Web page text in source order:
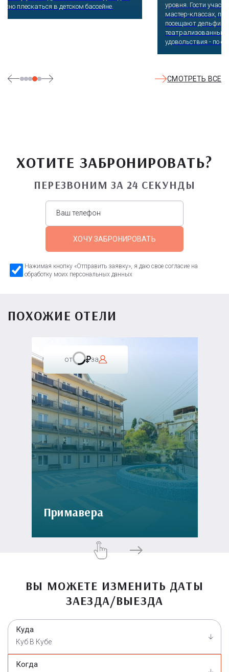
уровня. Гости участвуют в увлекательных квестах и творческих
мастер-классах, прогуливаются по тематическим землям,
театрализованные и музыкальные постановки. И все эти
СМОТРЕТЬ ВСЕ
ХОТИТЕ ЗАБРОНИРОВАТЬ?
ПЕРЕЗВОНИМ ЗА 24 СЕКУНДЫ
ХОЧУ ЗАБРОНИРОВАТЬ
Нажимая кнопку «Отправить заявку», я даю свое согласие на
обработку моих персональных данных
ПОХОЖИЕ ОТЕЛИ
от за
Примавера
ВЫ МОЖЕТЕ ИЗМЕНИТЬ ДАТЫ
ЗАЕЗДА/ВЫЕЗДА
Куда
Куб В Кубе
Когда